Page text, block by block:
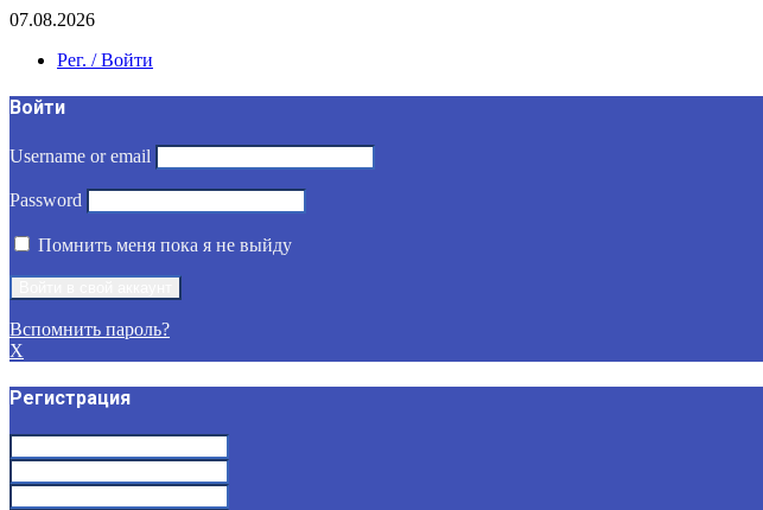
07.08.2026
Рег. / Войти
Войти
Username or email
Password
Помнить меня пока я не выйду
Вспомнить пароль?
X
Регистрация